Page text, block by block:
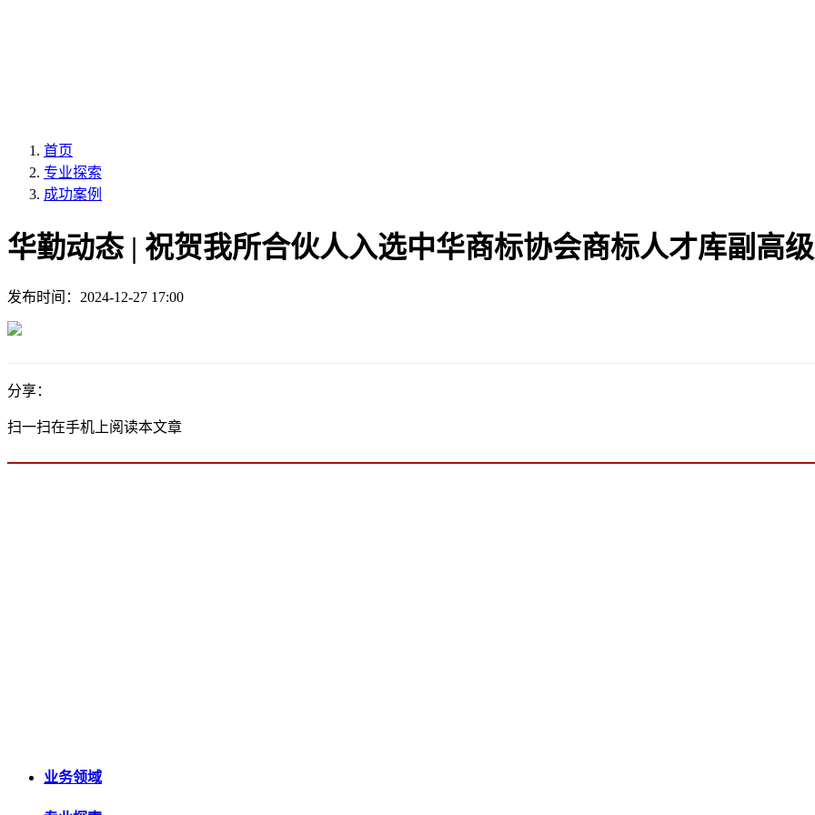
首页
专业探索
成功案例
华勤动态 | 祝贺我所合伙人入选中华商标协会商标人才库副高
发布时间： 2024-12-27 17:00
分享：
扫一扫在手机上阅读本文章
业务领域